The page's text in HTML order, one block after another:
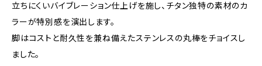
立ちにくいバイブレーション仕上げを施し、チタン独特の素材のカ
ラーが特別感を演出します。
脚はコストと耐久性を兼ね備えたステンレスの丸棒をチョイスし
ました。